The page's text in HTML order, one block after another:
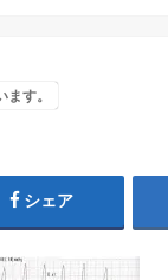
す。
シェア